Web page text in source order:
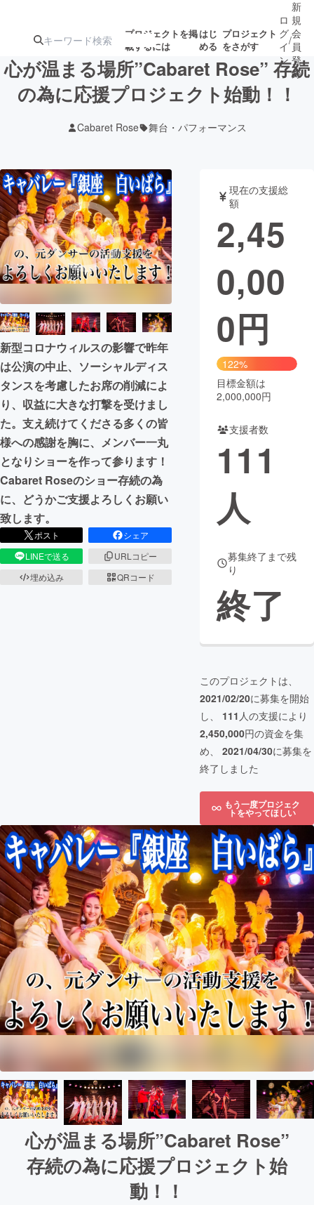
プロジェクトを掲
載するには
はじ
める
プロジェクト
をさがす
ターン
注目の新着プロ
ジェクト
ロジェクト
アート・写真 音楽
テクノロジー・ガジェット ゲーム・サ
映像・映画
ビジネス・起業
まちづくり・地域活性化
CAMPFIRE for Social Good
CAMPFIRE Creation
CAMPFIREふるさと納税machi-ya コミュニティ
ロ
グ
イ
ン
/
新
規
会
員
登
録
心が温まる場所”Cabaret Rose” 存続
の為に応援プロジェクト始動！！
Cabaret Rose 舞台・パフォーマンス
新型コロナウィルスの影響で昨年
は公演の中止、ソーシャルディス
タンスを考慮したお席の削減によ
り、収益に大きな打撃を受けまし
た。支え続けてくださる多くの皆
様への感謝を胸に、メンバー一丸
となりショーを作って参ります！
Cabaret Roseのショー存続の為
に、どうかご支援よろしくお願い
致します。
ポスト
シェア
LINEで送る
URLコピー
埋め込み
QRコード
現在の支援総
額
2,45
0,00
0円
122%
目標金額は
2,000,000円
支援者数
111
人
募集終了まで残
り
終了
このプロジェクトは、
2021/02/20に募集を開始
し、 111 人の支援により
2,450,000円の資金を集
め、 2021/04/30に募集を
終了しました
もう一度プロジェク
トをやってほしい
心が温まる場所”Cabaret Rose”
存続の為に応援プロジェクト始
動！！